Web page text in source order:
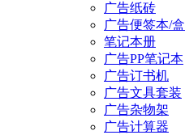
广告纸砖
广告便签本/盒
笔记本册
广告PP笔记本
广告订书机
广告文具套装
广告杂物架
广告计算器